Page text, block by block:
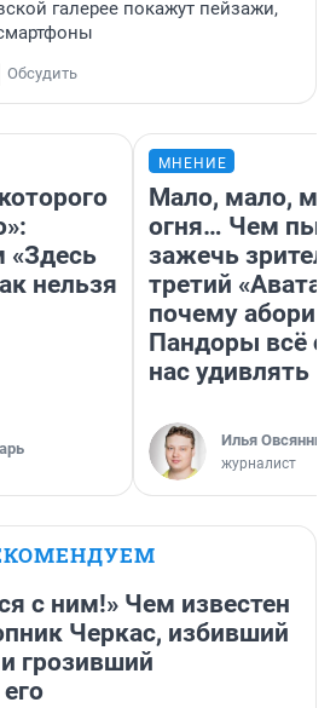
галерее покажут пейзажи,
Обсудить
«Здесь
нельзя
МНЕНИЕ
Мало, мало,
огня… Чем
зажечь
третий
почему
Пандоры всё
нас удивлять
Илья
журналист
с ним!» Чем известен
Черкас, избивший
грозивший